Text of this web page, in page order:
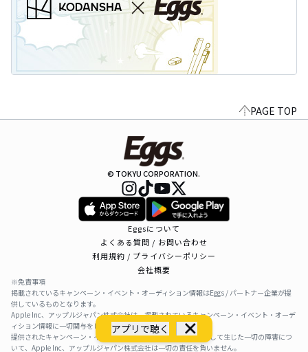
アプリで聴く
PAGE TOP
© TOKYU CORPORATION.
Eggsについて
よくある質問 / お問い合わせ
利用規約 / プライバシーポリシー
会社概要
※免責事項
掲載されているキャンペーン・イベント・オーディション情報はEggs / パートナー企業が提
供しているものとなります。
Apple Inc、アップルジャパン株式会社は、掲載されているキャンペーン・イベント・オーデ
ィション情報に一切関与をしておりません。
提供されたキャンペーン・イベント・オーディション情報を利用して生じた一切の障害につ
いて、Apple Inc、アップルジャパン株式会社は一切の責任を負いません。